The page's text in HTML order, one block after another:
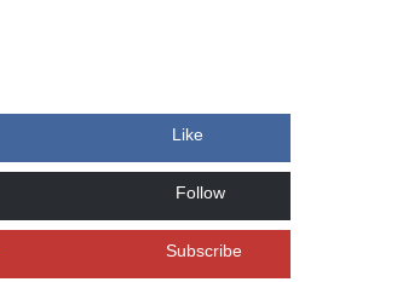
Like
Follow
Subscribe